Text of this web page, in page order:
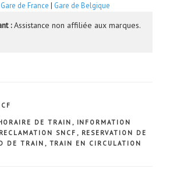
Gare de France | Gare de Belgique
:Assistance non affiliée aux marques.
DE TRAIN , INFORMATION
RECLAMATION SNCF , RESERVATION DE
DE TRAIN , TRAIN EN CIRCULATION